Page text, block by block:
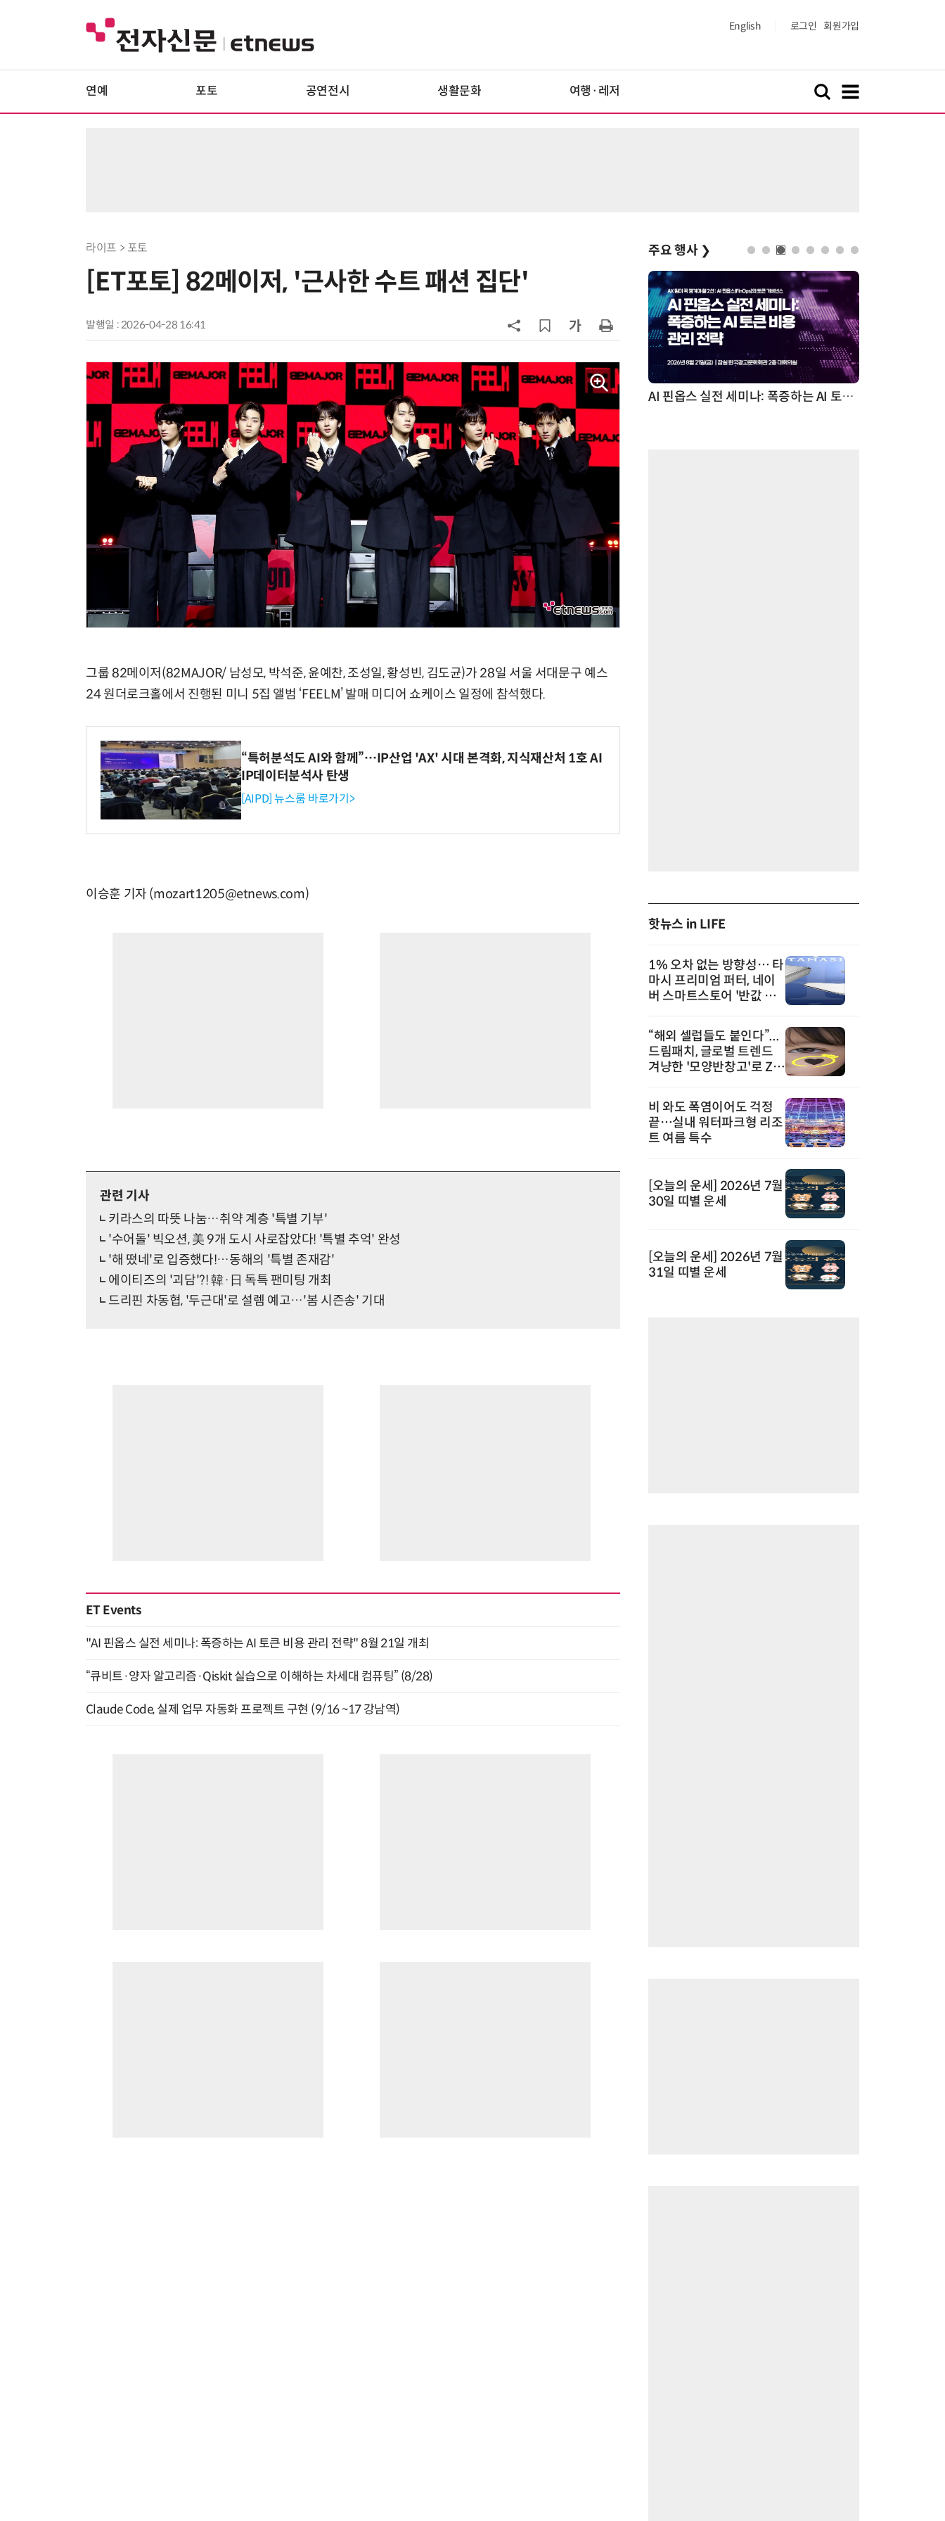
English 로그인 회원가입
연예 포토 공연전시 생활문화 여행·레저
라이프 > 포토
[ET포토] 82메이저, '근사한 수트 패션 집단'
발행일 : 2026-04-28 16:41
그룹 82메이저(82MAJOR/ 남성모, 박석준, 윤예찬, 조성일, 황성빈, 김도균)가 28일 서울 서대문구 예스
24 원더로크홀에서 진행된 미니 5집 앨범 ‘FEELM’ 발매 미디어 쇼케이스 일정에 참석했다.
“특허분석도 AI와 함께”…IP산업 'AX' 시대 본격화, 지식재산처 1호 AI
IP데이터분석사 탄생
[AIPD] 뉴스룸 바로가기>
이승훈 기자 (mozart1205@etnews.com)
관련 기사
키라스의 따뜻 나눔…취약 계층 '특별 기부'
'수어돌' 빅오션, 美 9개 도시 사로잡았다! '특별 추억' 완성
'해 떴네'로 입증했다!…동해의 '특별 존재감'
에이티즈의 '괴담'?! 韓·日 독특 팬미팅 개최
드리핀 차동협, '두근대'로 설렘 예고…'봄 시즌송' 기대
ET Events
"AI 핀옵스 실전 세미나: 폭증하는 AI 토큰 비용 관리 전략" 8월 21일 개최
“큐비트·양자 알고리즘·Qiskit 실습으로 이해하는 차세대 컴퓨팅” (8/28)
Claude Code, 실제 업무 자동화 프로젝트 구현 (9/16 ~17 강남역)
주요 행사 ❯
AI × Design : UX 디자이너의 5가지 생존 전략과 실전 대응 현업에서 바로 쓰는 "하네스 엔지니어링" 실습 교육 모든 업무 담당자(비개발자)를 위한 온톨로지 기반 AI 지식체계 설계 1-day 워크숍 AI 핀옵스 실전 세미나: 폭증하는 AI 토큰 비용 관리 전략
핫뉴스 in LIFE
1% 오차 없는 방향성… 타
마시 프리미엄 퍼터, 네이
버 스마트스토어 '반값 할
“해외 셀럽들도 붙인다”...
드림패치, 글로벌 트렌드
겨냥한 '모양반창고'로 Z세
비 와도 폭염이어도 걱정
끝…실내 워터파크형 리조
트 여름 특수
[오늘의 운세] 2026년 7월
30일 띠별 운세
[오늘의 운세] 2026년 7월
31일 띠별 운세